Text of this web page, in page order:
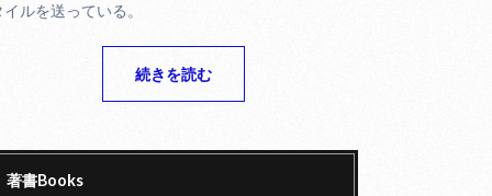
イルを送っている。
続きを読む
著書Books